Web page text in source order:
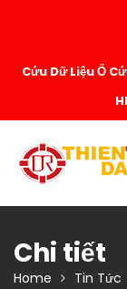
Cứu Dữ Liệu Ổ
Chi tiết
Home Tin Tức